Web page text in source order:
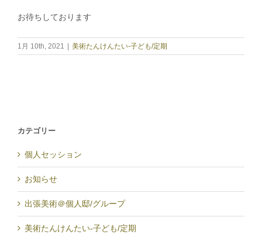
お待ちしております
1月 10th, 2021 | 美術たんけんたい-子ども/定期
カテゴリー
個人セッション
お知らせ
出張美術＠個人邸/グループ
美術たんけんたい-子ども/定期